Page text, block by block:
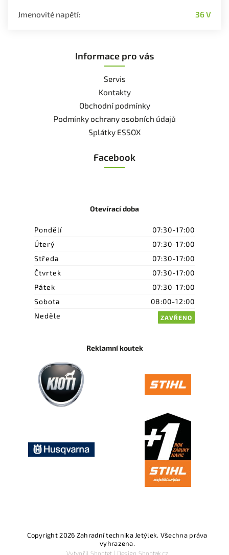
Jmenovité napětí: 36 V
Informace pro vás
Servis
Kontakty
Obchodní podmínky
Podmínky ochrany osobních údajů
Splátky ESSOX
Facebook
Otevírací doba
Pondělí
07:30-17:00
Úterý
07:30-17:00
Středa
07:30-17:00
Čtvrtek
07:30-17:00
Pátek
07:30-17:00
Sobota
08:00-12:00
Neděle
ZAVŘENO
Reklamní koutek
Copyright 2026 Zahradní technika Jetýlek. Všechna práva
vyhrazena.
Vytvořil Shoptet| Design Shoptak.cz